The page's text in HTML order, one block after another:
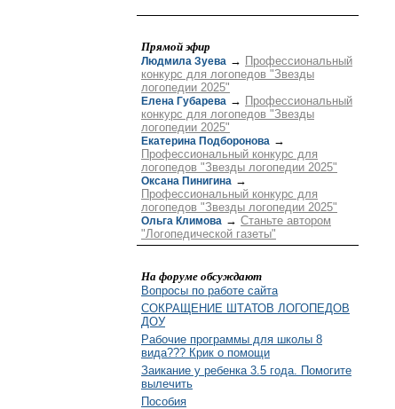
Прямой эфир
Людмила Зуева → Профессиональный
конкурс для логопедов "Звезды
логопедии 2025"
Елена Губарева → Профессиональный
конкурс для логопедов "Звезды
логопедии 2025"
Екатерина Подборонова →
Профессиональный конкурс для
логопедов "Звезды логопедии 2025"
Оксана Пинигина →
Профессиональный конкурс для
логопедов "Звезды логопедии 2025"
Ольга Климова → Станьте автором
"Логопедической газеты"
На форуме обсуждают
Вопросы по работе сайта
СОКРАЩЕНИЕ ШТАТОВ ЛОГОПЕДОВ
ДОУ
Рабочие программы для школы 8
вида??? Крик о помощи
Заикание у ребенка 3.5 года. Помогите
вылечить
Пособия